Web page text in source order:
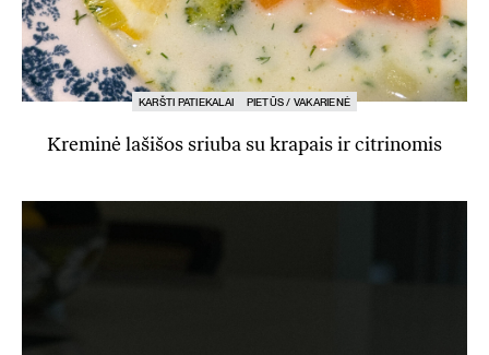
KARŠTI PATIEKALAI PIETŪS / VAKARIENĖ
Kreminė lašišos sriuba su krapais ir citrinomis